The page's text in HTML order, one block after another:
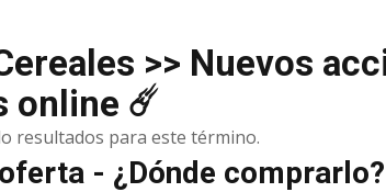
>> Nuevos
online ☄️
resultados para este término.
- ¿Dónde comprarlo?